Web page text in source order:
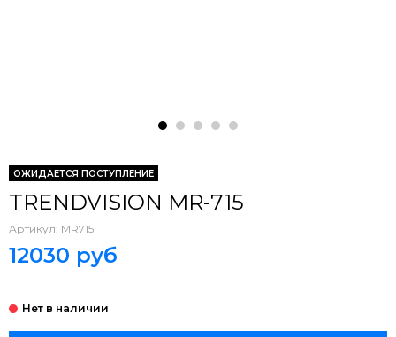
ОЖИДАЕТСЯ ПОСТУПЛЕНИЕ
TRENDVISION MR-715
Артикул: MR715
12030 руб